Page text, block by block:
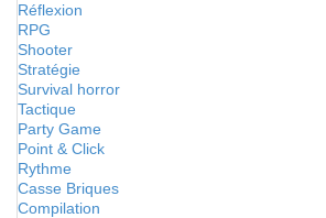
Réflexion
RPG
Shooter
Stratégie
Survival horror
Tactique
Party Game
Point & Click
Rythme
Casse Briques
Compilation